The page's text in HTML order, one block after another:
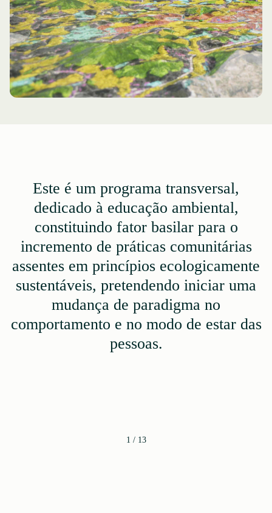
Este é um programa transversal,
dedicado à educação ambiental,
constituindo fator basilar para o
incremento de práticas comunitárias
assentes em princípios ecologicamente
sustentáveis, pretendendo iniciar uma
mudança de paradigma no
comportamento e no modo de estar das
pessoas.
1 / 13